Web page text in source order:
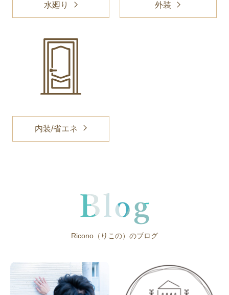
水廻り 外装
内装/省エネ
Ricono（りこの）のブログ